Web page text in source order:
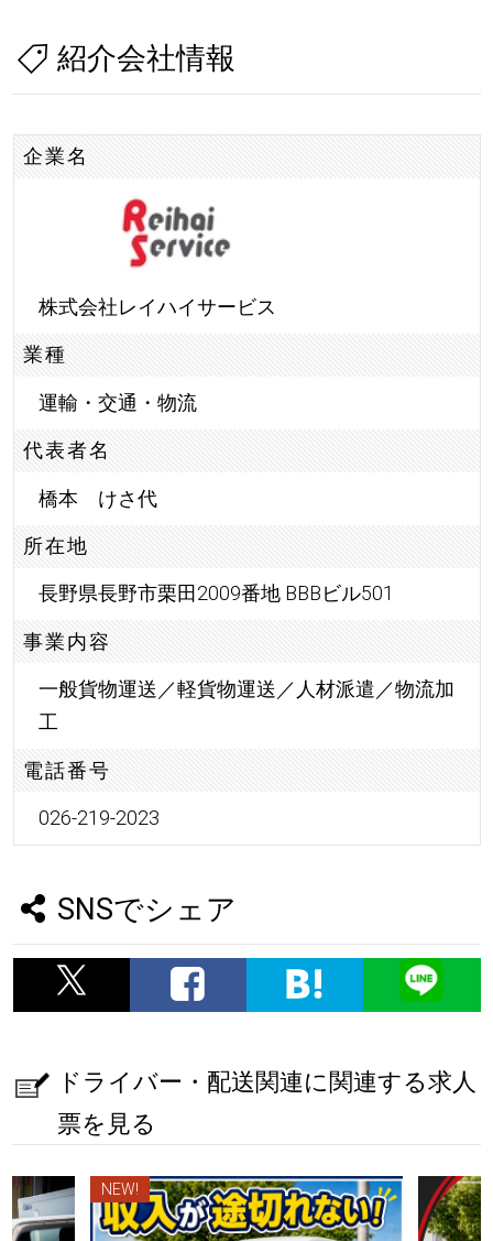
紹介会社情報
企業名
株式会社レイハイサービス
業種
運輸・交通・物流
代表者名
橋本 けさ代
所在地
長野県長野市栗田2009番地 BBBビル501
事業内容
一般貨物運送／軽貨物運送／人材派遣／物流加
工
電話番号
026-219-2023
SNSでシェア
ドライバー・配送関連に関連する求人
票を見る
NEW!